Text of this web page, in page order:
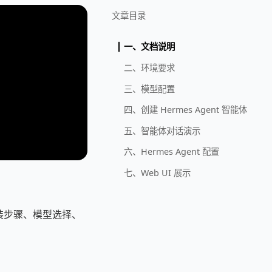
骤、模型选择、
文章目录
一、文档说明
二、环境要求
三、模型配置
四、创建 Hermes Agent 智能体
五、智能体对话演示
六、Hermes Agent 配置
七、Web UI 展示